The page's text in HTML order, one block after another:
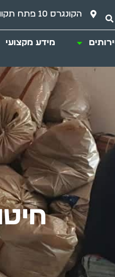
הקונגרס 10 פתח תקווה
מידע מקצועי